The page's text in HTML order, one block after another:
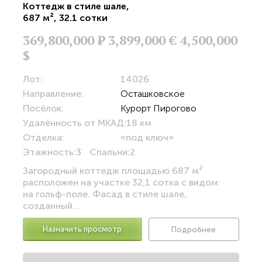
Коттедж в стиле шале,
687 м², 32.1 сотки
369,800,000Р 3,899,000 € 4,500,000
$
Лот:
14026
Направление:
Осташковское
Посёлок:
Курорт Пирогово
Удалённость от МКАД:18 км
Отделка:
«под ключ»
Этажность:3 Спальни:2
Загородный коттедж площадью 687 м²
расположен на участке 32,1 сотка с видом
на гольф-поле. Фасад в стиле шале,
созданный...
Назначить просмотр Подробнее